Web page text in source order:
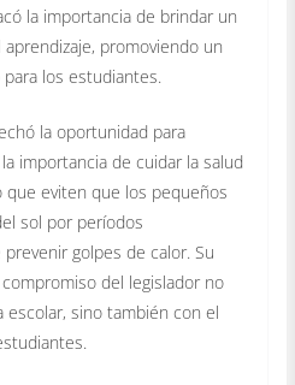
la importancia de brindar un
promoviendo un
los estudiantes.
la oportunidad para
importancia de cuidar la salud
que eviten que los pequeños
sol por períodos
golpes de calor. Su
del legislador no
sino también con el